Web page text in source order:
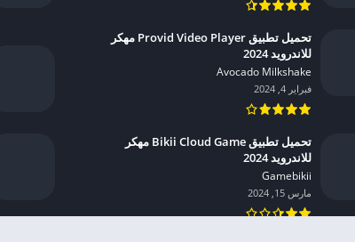
تحميل تطبيق Provid Video Player مهكر
للاندرويد 2024
Avocado Milkshake‏
فبراير 4, 2024
تحميل تطبيق Bikii Cloud Game مهكر
للاندرويد 2024
Gamebikii‏
مارس 15, 2024